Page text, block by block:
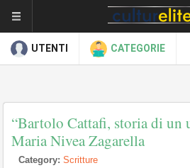
UTENTI CATEGORIE
“Bartolo Cattafi, storia di un
Maria Nivea Zagarella
Category: Scritture